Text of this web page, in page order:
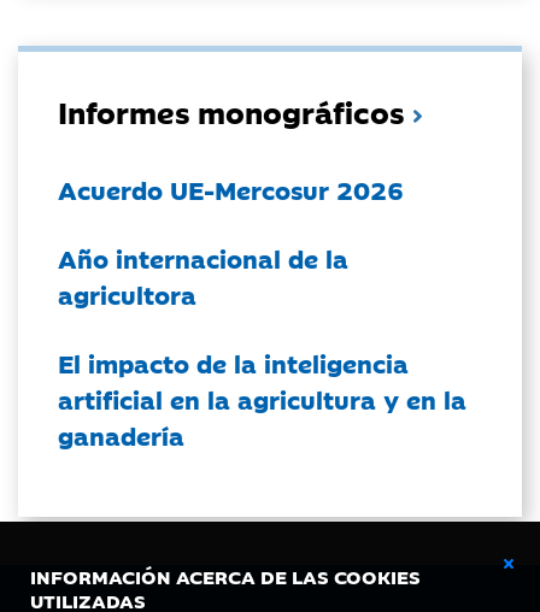
INFORMACIÓN ACERCA DE LAS COOKIES
UTILIZADAS
Informes monográficos
Acuerdo UE-Mercosur 2026
Año internacional de la
agricultora
El impacto de la inteligencia
artificial en la agricultura y en la
ganadería